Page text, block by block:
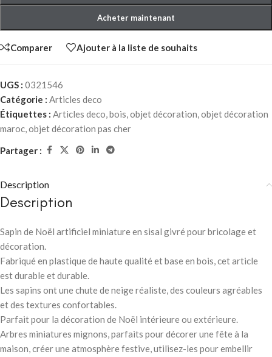
Acheter maintenant
Comparer Ajouter à la liste de souhaits
UGS : 0321546
Catégorie : Articles deco
Étiquettes : Articles deco,bois,objet décoration,objet décoration
maroc,objet décoration pas cher
Partager :
Description
Description
Sapin de Noël artificiel miniature en sisal givré pour bricolage et
décoration.
Fabriqué en plastique de haute qualité et base en bois, cet article
est durable et durable.
Les sapins ont une chute de neige réaliste, des couleurs agréables
et des textures confortables.
Parfait pour la décoration de Noël intérieure ou extérieure.
Arbres miniatures mignons, parfaits pour décorer une fête à la
maison, créer une atmosphère festive, utilisez-les pour embellir